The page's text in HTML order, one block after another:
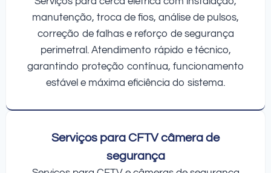
manutenção, troca de fios, análise de pulsos,
correção de falhas e reforço de segurança
perimetral. Atendimento rápido e técnico,
garantindo proteção contínua, funcionamento
estável e máxima eficiência do sistema.
Serviços para CFTV câmera de
segurança